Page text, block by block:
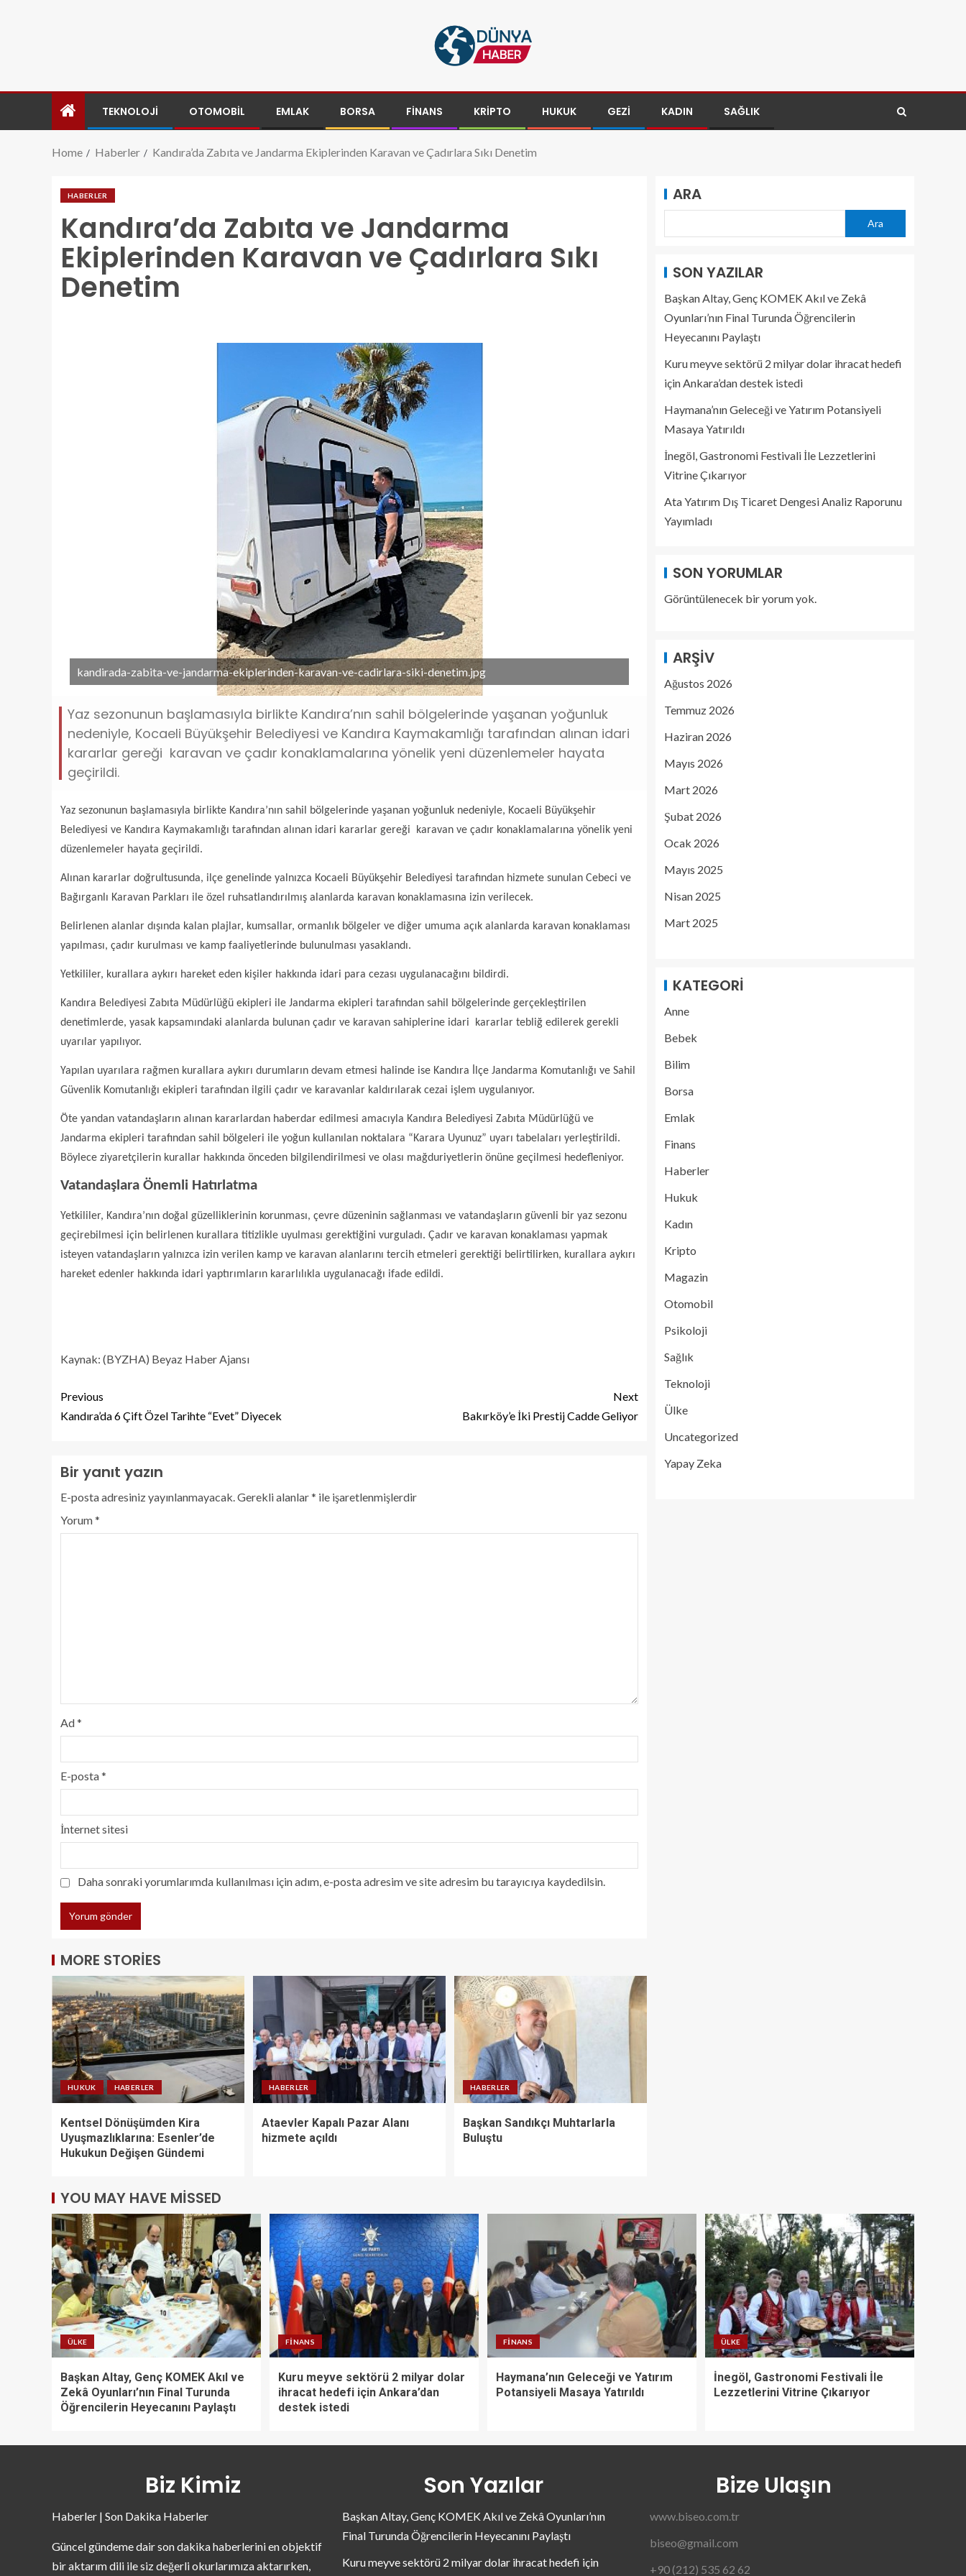
TEKNOLOJI OTOMOBIL EMLAK BORSA FINANS KRIPTO HUKUK GEZI KADIN SAĞLIK
Home Haberler Kandıra’da Zabıta ve Jandarma Ekiplerinden Karavan ve Çadırlara Sıkı Denetim
HABERLER
Kandıra’da Zabıta ve Jandarma
Ekiplerinden Karavan ve Çadırlara Sıkı
Denetim
kandirada-zabita-ve-jandarma-ekiplerinden-karavan-ve-cadirlara-siki-denetim.jpg
Yaz sezonunun başlamasıyla birlikte Kandıra’nın sahil bölgelerinde yaşanan yoğunluk
nedeniyle, Kocaeli Büyükşehir Belediyesi ve Kandıra Kaymakamlığı tarafından alınan idari
kararlar gereği karavan ve çadır konaklamalarına yönelik yeni düzenlemeler hayata
geçirildi.
Yaz sezonunun başlamasıyla birlikte Kandıra’nın sahil bölgelerinde yaşanan yoğunluk nedeniyle, Kocaeli Büyükşehir
Belediyesi ve Kandıra Kaymakamlığı tarafından alınan idari kararlar gereği karavan ve çadır konaklamalarına yönelik yeni
düzenlemeler hayata geçirildi.
Alınan kararlar doğrultusunda, ilçe genelinde yalnızca Kocaeli Büyükşehir Belediyesi tarafından hizmete sunulan Cebeci ve
Bağırganlı Karavan Parkları ile özel ruhsatlandırılmış alanlarda karavan konaklamasına izin verilecek.
Belirlenen alanlar dışında kalan plajlar, kumsallar, ormanlık bölgeler ve diğer umuma açık alanlarda karavan konaklaması
yapılması, çadır kurulması ve kamp faaliyetlerinde bulunulması yasaklandı.
Yetkililer, kurallara aykırı hareket eden kişiler hakkında idari para cezası uygulanacağını bildirdi.
Kandıra Belediyesi Zabıta Müdürlüğü ekipleri ile Jandarma ekipleri tarafından sahil bölgelerinde gerçekleştirilen
denetimlerde, yasak kapsamındaki alanlarda bulunan çadır ve karavan sahiplerine idari kararlar tebliğ edilerek gerekli
uyarılar yapılıyor.
Yapılan uyarılara rağmen kurallara aykırı durumların devam etmesi halinde ise Kandıra İlçe Jandarma Komutanlığı ve Sahil
Güvenlik Komutanlığı ekipleri tarafından ilgili çadır ve karavanlar kaldırılarak cezai işlem uygulanıyor.
Öte yandan vatandaşların alınan kararlardan haberdar edilmesi amacıyla Kandıra Belediyesi Zabıta Müdürlüğü ve
Jandarma ekipleri tarafından sahil bölgeleri ile yoğun kullanılan noktalara “Karara Uyunuz” uyarı tabelaları yerleştirildi.
Böylece ziyaretçilerin kurallar hakkında önceden bilgilendirilmesi ve olası mağduriyetlerin önüne geçilmesi hedefleniyor.
Vatandaşlara Önemli Hatırlatma
Yetkililer, Kandıra’nın doğal güzelliklerinin korunması, çevre düzeninin sağlanması ve vatandaşların güvenli bir yaz sezonu
geçirebilmesi için belirlenen kurallara titizlikle uyulması gerektiğini vurguladı. Çadır ve karavan konaklaması yapmak
isteyen vatandaşların yalnızca izin verilen kamp ve karavan alanlarını tercih etmeleri gerektiği belirtilirken, kurallara aykırı
hareket edenler hakkında idari yaptırımların kararlılıkla uygulanacağı ifade edildi.
Kaynak: (BYZHA) Beyaz Haber Ajansı
Previous
Kandıra’da 6 Çift Özel Tarihte “Evet” Diyecek
Next
Bakırköy’e İki Prestij Cadde Geliyor
Bir yanıt yazın
E-posta adresiniz yayınlanmayacak.Gerekli alanlar* ile işaretlenmişlerdir
Yorum*
Ad*
E-posta*
İnternet sitesi
Daha sonraki yorumlarımda kullanılması için adım, e-posta adresim ve site adresim bu tarayıcıya kaydedilsin.
MORE STORIES
HUKUK HABERLER
Kentsel Dönüşümden Kira
Uyuşmazlıklarına: Esenler’de
Hukukun Değişen Gündemi
HABERLER
Ataevler Kapalı Pazar Alanı
hizmete açıldı
HABERLER
Başkan Sandıkçı Muhtarlarla
Buluştu
ARA
Ara
SON YAZILAR
Başkan Altay, Genç KOMEK Akıl ve Zekâ
Oyunları’nın Final Turunda Öğrencilerin
Heyecanını Paylaştı
Kuru meyve sektörü 2 milyar dolar ihracat hedefi
için Ankara’dan destek istedi
Haymana’nın Geleceği ve Yatırım Potansiyeli
Masaya Yatırıldı
İnegöl, Gastronomi Festivali İle Lezzetlerini
Vitrine Çıkarıyor
Ata Yatırım Dış Ticaret Dengesi Analiz Raporunu
Yayımladı
SON YORUMLAR
Görüntülenecek bir yorum yok.
ARŞIV
Ağustos 2026
Temmuz 2026
Haziran 2026
Mayıs 2026
Mart 2026
Şubat 2026
Ocak 2026
Mayıs 2025
Nisan 2025
Mart 2025
KATEGORI
Anne
Bebek
Bilim
Borsa
Emlak
Finans
Haberler
Hukuk
Kadın
Kripto
Magazin
Otomobil
Psikoloji
Sağlık
Teknoloji
Ülke
Uncategorized
Yapay Zeka
YOU MAY HAVE MISSED
ÜLKE
Başkan Altay, Genç KOMEK Akıl ve
Zekâ Oyunları’nın Final Turunda
Öğrencilerin Heyecanını Paylaştı
FINANS
Kuru meyve sektörü 2 milyar dolar
ihracat hedefi için Ankara’dan
destek istedi
FINANS
Haymana’nın Geleceği ve Yatırım
Potansiyeli Masaya Yatırıldı
ÜLKE
İnegöl, Gastronomi Festivali İle
Lezzetlerini Vitrine Çıkarıyor
Biz Kimiz
Haberler | Son Dakika Haberler
Güncel gündeme dair son dakika haberlerini en objektif
bir aktarım dili ile siz değerli okurlarımıza aktarırken,
Son Yazılar
Başkan Altay, Genç KOMEK Akıl ve Zekâ Oyunları’nın
Final Turunda Öğrencilerin Heyecanını Paylaştı
Kuru meyve sektörü 2 milyar dolar ihracat hedefi için
Bize Ulaşın
www.biseo.com.tr
biseo@gmail.com
+90 (212) 535 62 62